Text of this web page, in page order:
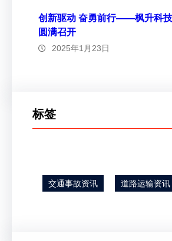
创新驱动 奋勇前行——枫升科
圆满召开
2025年1月23日
标签
交通事故资讯 道路运输资讯